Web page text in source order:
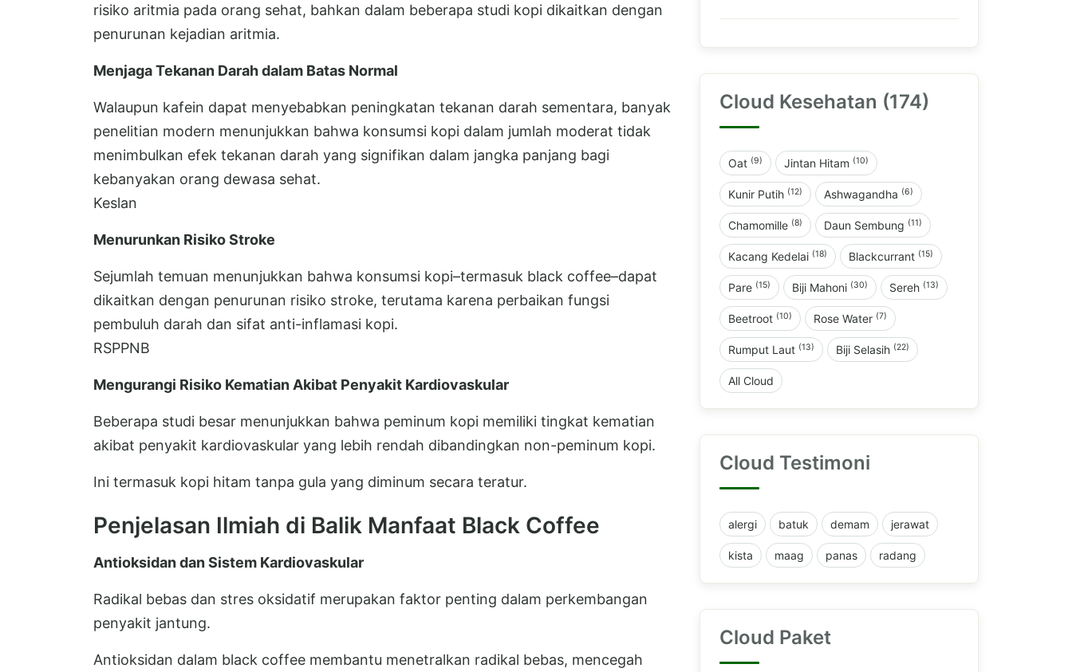
risiko aritmia pada orang sehat, bahkan dalam beberapa studi kopi dikaitkan dengan
penurunan kejadian aritmia.
Menjaga Tekanan Darah dalam Batas Normal
Walaupun kafein dapat menyebabkan peningkatan tekanan darah sementara, banyak
penelitian modern menunjukkan bahwa konsumsi kopi dalam jumlah moderat tidak
menimbulkan efek tekanan darah yang signifikan dalam jangka panjang bagi
kebanyakan orang dewasa sehat.
Keslan
Menurunkan Risiko Stroke
Sejumlah temuan menunjukkan bahwa konsumsi kopi–termasuk black coffee–dapat
dikaitkan dengan penurunan risiko stroke, terutama karena perbaikan fungsi
pembuluh darah dan sifat anti-inflamasi kopi.
RSPPNB
Mengurangi Risiko Kematian Akibat Penyakit Kardiovaskular
Beberapa studi besar menunjukkan bahwa peminum kopi memiliki tingkat kematian
akibat penyakit kardiovaskular yang lebih rendah dibandingkan non-peminum kopi.
Ini termasuk kopi hitam tanpa gula yang diminum secara teratur.
Penjelasan Ilmiah di Balik Manfaat Black Coffee
Antioksidan dan Sistem Kardiovaskular
Radikal bebas dan stres oksidatif merupakan faktor penting dalam perkembangan
penyakit jantung.
Antioksidan dalam black coffee membantu menetralkan radikal bebas, mencegah
Cloud Kesehatan (174)
Oat (9) Jintan Hitam (10)
Kunir Putih (12) Ashwagandha (6)
Chamomille (8) Daun Sembung (11)
Kacang Kedelai (18) Blackcurrant (15)
Pare (15) Biji Mahoni (30) Sereh (13)
Beetroot (10) Rose Water (7)
Rumput Laut (13) Biji Selasih (22)
All Cloud
Cloud Testimoni
alergi batuk demam jerawat
kista maag panas radang
Cloud Paket